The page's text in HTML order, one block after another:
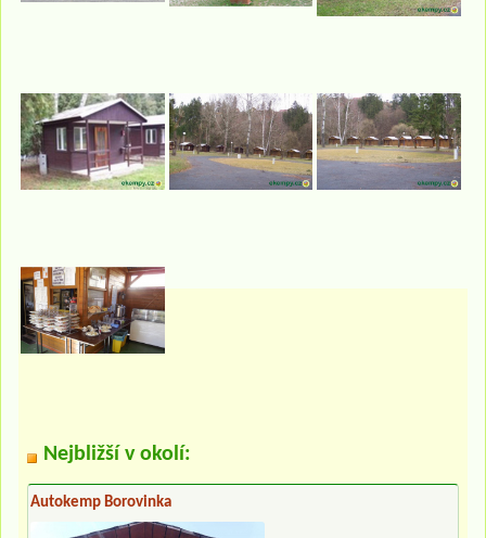
Nejbližší v okolí:
Autokemp Borovinka